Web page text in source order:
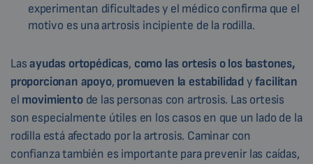
experimentan dificultades y el médico confirma que el
motivo es una artrosis incipiente de la rodilla.
Lasayudas ortopédicas, como las ortesis o los bastones,
proporcionan apoyo, promueven la estabilidadyfacilitan
el movimiento de las personas con artrosis. Las ortesis
son especialmente útiles en los casos en que un lado de la
rodilla está afectado por la artrosis. Caminar con
confianza también es importante para prevenir las caídas,